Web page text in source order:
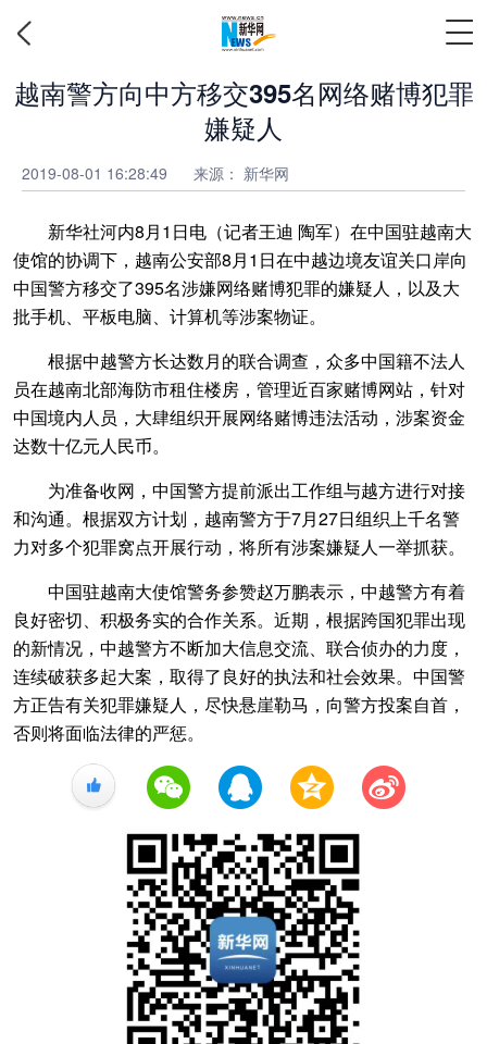
越南警方向中方移交395名网络赌博犯罪
嫌疑人
2019-08-01 16:28:49 来源： 新华网
新华社河内8月1日电（记者王迪 陶军）在中国驻越南大
使馆的协调下，越南公安部8月1日在中越边境友谊关口岸向
中国警方移交了395名涉嫌网络赌博犯罪的嫌疑人，以及大
批手机、平板电脑、计算机等涉案物证。
根据中越警方长达数月的联合调查，众多中国籍不法人
员在越南北部海防市租住楼房，管理近百家赌博网站，针对
中国境内人员，大肆组织开展网络赌博违法活动，涉案资金
达数十亿元人民币。
为准备收网，中国警方提前派出工作组与越方进行对接
和沟通。根据双方计划，越南警方于7月27日组织上千名警
力对多个犯罪窝点开展行动，将所有涉案嫌疑人一举抓获。
中国驻越南大使馆警务参赞赵万鹏表示，中越警方有着
良好密切、积极务实的合作关系。近期，根据跨国犯罪出现
的新情况，中越警方不断加大信息交流、联合侦办的力度，
连续破获多起大案，取得了良好的执法和社会效果。中国警
方正告有关犯罪嫌疑人，尽快悬崖勒马，向警方投案自首，
否则将面临法律的严惩。
+1